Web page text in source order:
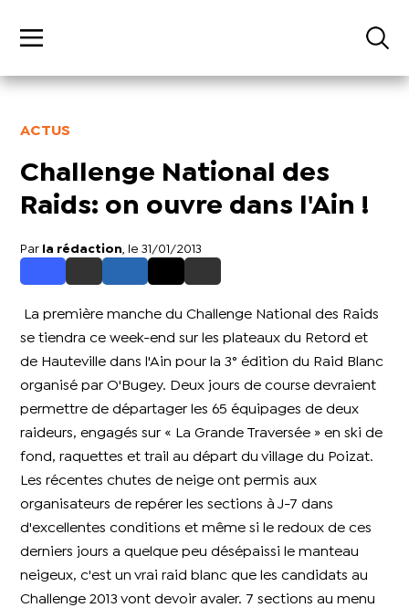
ACTUS
Challenge National des
Raids: on ouvre dans l'Ain !
Par la rédaction , le 31/01/2013
La première manche du Challenge National des Raids
se tiendra ce week-end sur les plateaux du Retord et
de Hauteville dans l'Ain pour la 3° édition du Raid Blanc
organisé par O'Bugey. Deux jours de course devraient
permettre de départager les 65 équipages de deux
raideurs, engagés sur « La Grande Traversée » en ski de
fond, raquettes et trail au départ du village du Poizat.
Les récentes chutes de neige ont permis aux
organisateurs de repérer les sections à J-7 dans
d'excellentes conditions et même si le redoux de ces
derniers jours a quelque peu désépaissi le manteau
neigeux, c'est un vrai raid blanc que les candidats au
Challenge 2013 vont devoir avaler. 7 sections au menu